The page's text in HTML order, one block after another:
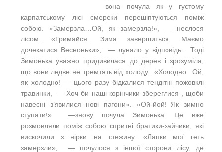
вона почула як у густому
карпатському лісі смереки перешіптуються поміж
собою. «Замерзла…Ой, як замерзла!», — неслося
лісом. «Тримайся. Зима завершиться. Маємо
дочекатися Весноньки», — лунало у відповідь. Тоді
Зимонька уважно придивилася до дерев і зрозуміла,
що вони ледве не тремтять від холоду. «Холодно...Ой,
як холодно! — цього разу бідкалися тендітні пожовклі
травинки, — Хоч би наші корінчики збереглися , щоби
навесні з’явилися нові пагони». «Ой-йой! Як зимно
ступати!» —знову почула Зимонька. Це вже
розмовляли поміж собою спритні братики-зайчики, які
вискочили з нірки на стежину. «Лапки мої геть
замерзли», — почулося з іншої сторони лісу, де